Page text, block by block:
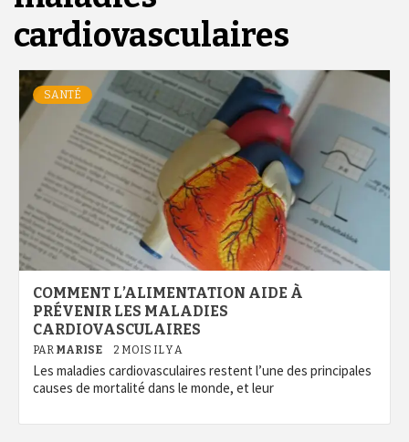
cardiovasculaires
SANTÉ
COMMENT L’ALIMENTATION AIDE À
PRÉVENIR LES MALADIES
CARDIOVASCULAIRES
PAR MARISE 2 MOIS IL Y A
Les maladies cardiovasculaires restent l’une des principales
causes de mortalité dans le monde, et leur